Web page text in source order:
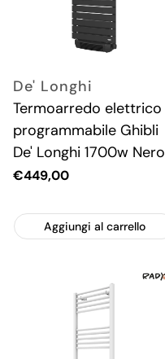
De' Longhi
Termoarredo elettrico
programmabile Ghibli
De' Longhi 1700w Nero
Prezzo
€449,00
Aggiungi al carrello